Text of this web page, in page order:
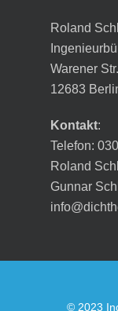
Roland
Warener
12683
Kontakt:
Telefon:
Roland
Gunnar
© 2023